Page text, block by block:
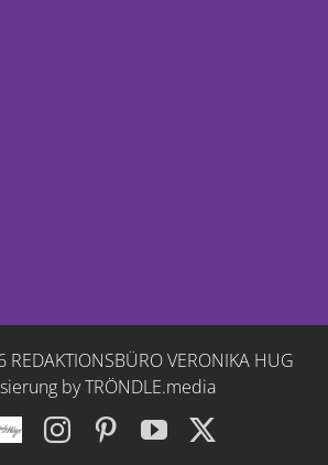
REDAKTIONSBÜRO VERONIKA HUG
by TRÖNDLE.media